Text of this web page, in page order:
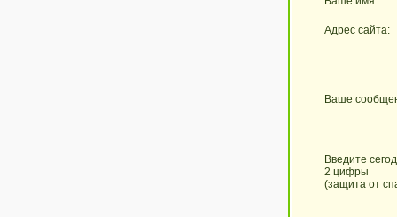
Адрес сайта:
Ваше
Введите
2 цифры
(защита от